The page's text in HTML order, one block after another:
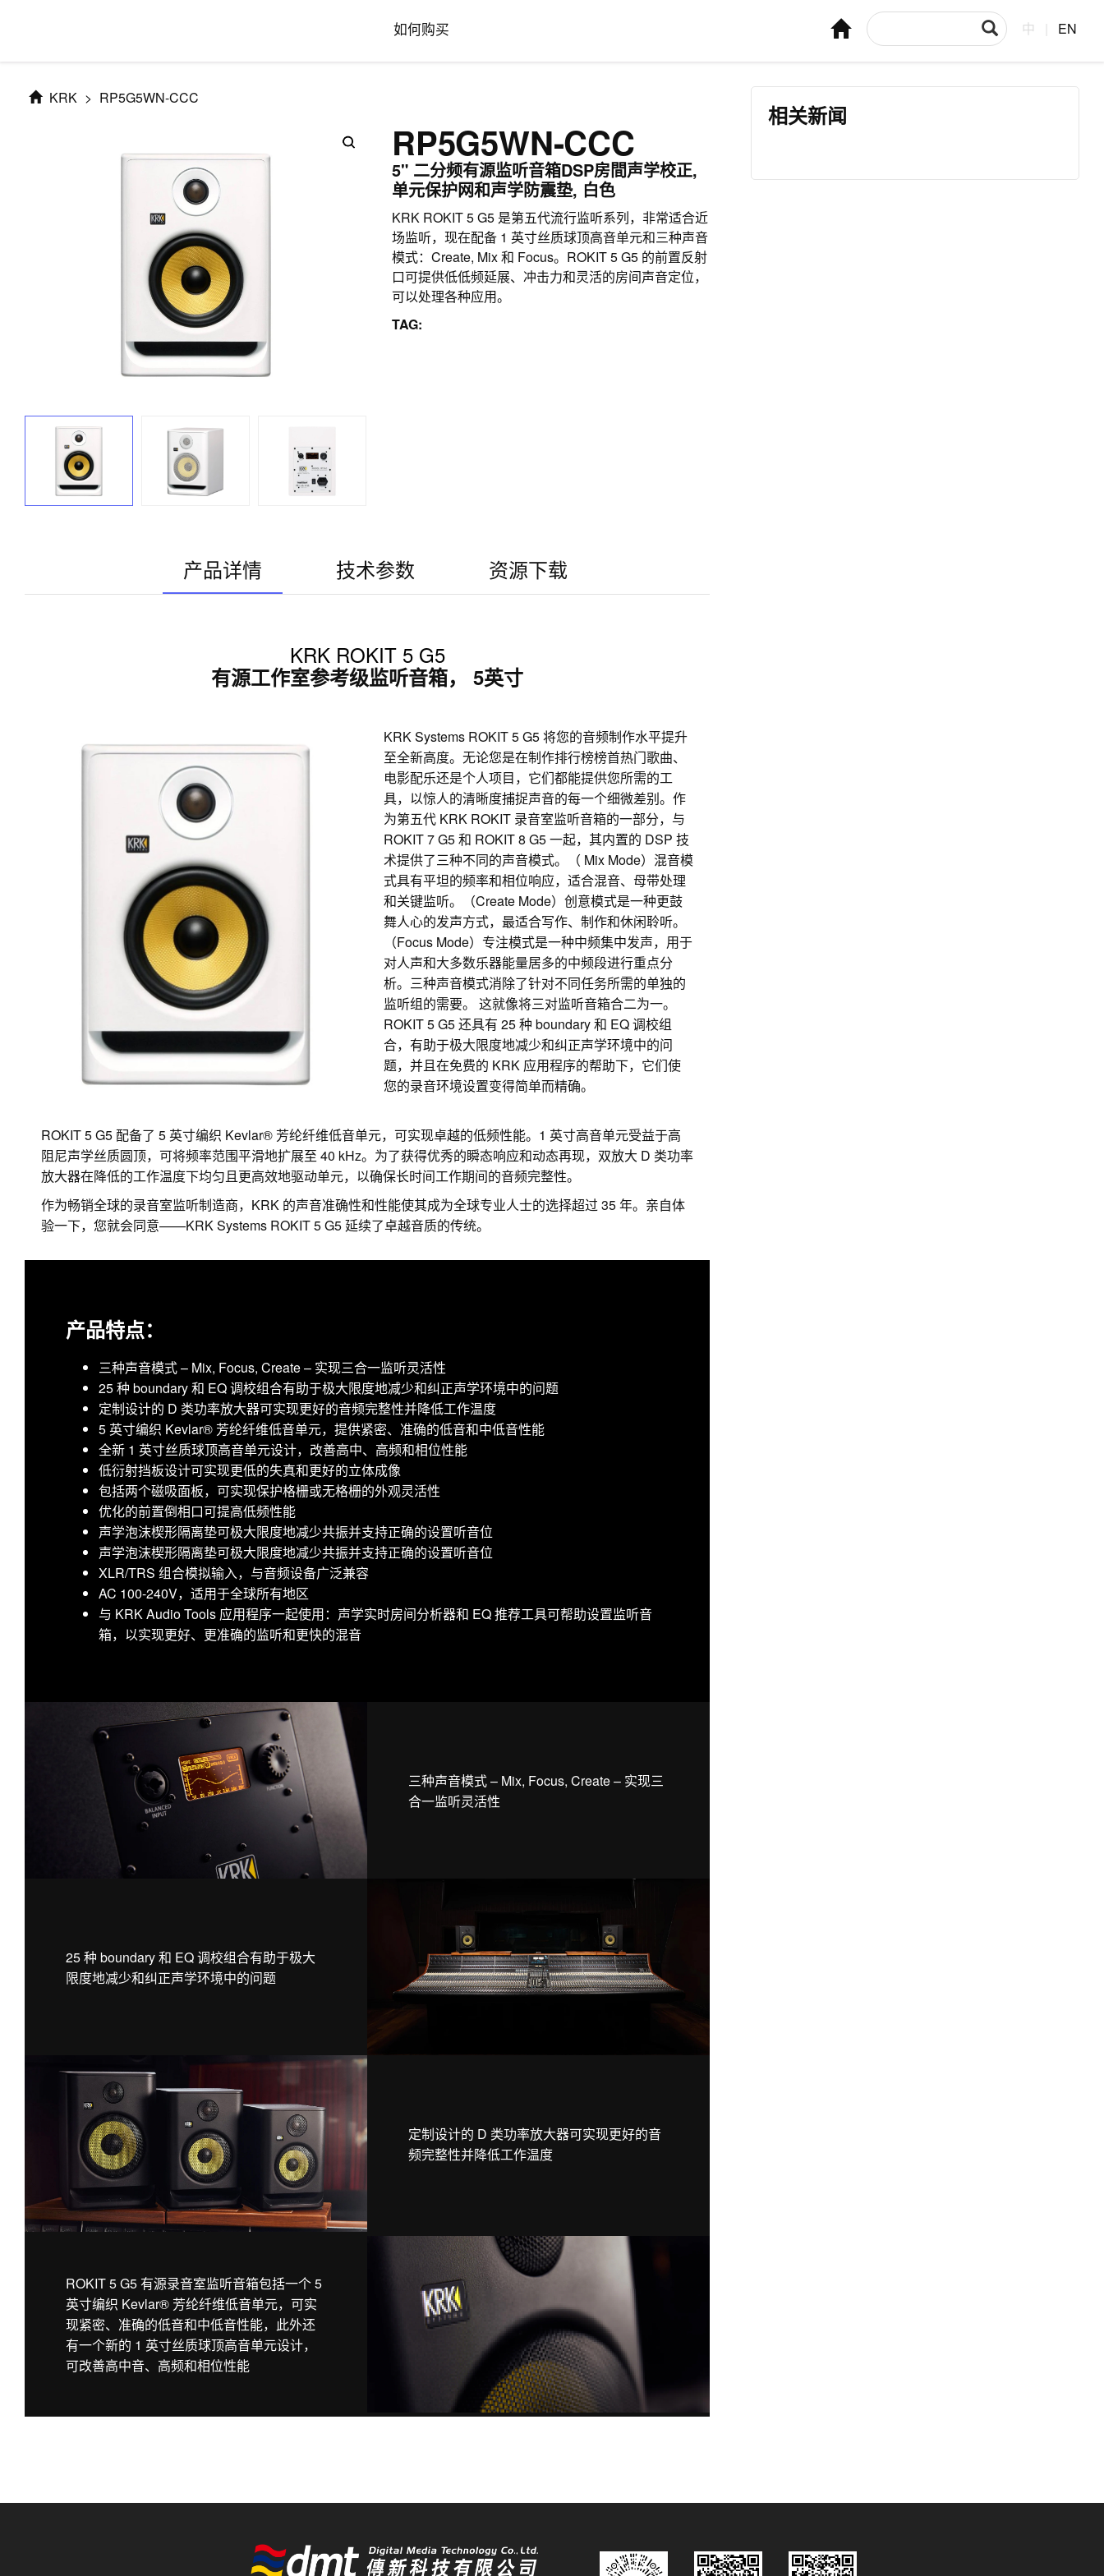
如何购买 中 EN
KRK > RP5G5WN-CCC
RP5G5WN-CCC
5" 二分频有源监听音箱DSP房間声学校正,
单元保护网和声学防震垫, 白色
KRK ROKIT 5 G5 是第五代流行监听系列，非常适合近
场监听，现在配备 1 英寸丝质球顶高音单元和三种声音
模式：Create, Mix 和 Focus。ROKIT 5 G5 的前置反射
口可提供低低频延展、冲击力和灵活的房间声音定位，
可以处理各种应用。
TAG:
产品详情 技术参数 资源下载
KRK ROKIT 5 G5
有源工作室参考级监听音箱， 5英寸
KRK Systems ROKIT 5 G5 将您的音频制作水平提升
至全新高度。无论您是在制作排行榜榜首热门歌曲、
电影配乐还是个人项目，它们都能提供您所需的工
具，以惊人的清晰度捕捉声音的每一个细微差别。作
为第五代 KRK ROKIT 录音室监听音箱的一部分，与
ROKIT 7 G5 和 ROKIT 8 G5 一起，其内置的 DSP 技
术提供了三种不同的声音模式。（ Mix Mode）混音模
式具有平坦的频率和相位响应，适合混音、母带处理
和关键监听。（Create Mode）创意模式是一种更鼓
舞人心的发声方式，最适合写作、制作和休闲聆听。
（Focus Mode）专注模式是一种中频集中发声，用于
对人声和大多数乐器能量居多的中频段进行重点分
析。三种声音模式消除了针对不同任务所需的单独的
监听组的需要。 这就像将三对监听音箱合二为一。
ROKIT 5 G5 还具有 25 种 boundary 和 EQ 调校组
合，有助于极大限度地减少和纠正声学环境中的问
题，并且在免费的 KRK 应用程序的帮助下，它们使
您的录音环境设置变得简单而精确。
ROKIT 5 G5 配备了 5 英寸编织 Kevlar® 芳纶纤维低音单元，可实现卓越的低频性能。1 英寸高音单元受益于高
阻尼声学丝质圆顶，可将频率范围平滑地扩展至 40 kHz。为了获得优秀的瞬态响应和动态再现，双放大 D 类功率
放大器在降低的工作温度下均匀且更高效地驱动单元，以确保长时间工作期间的音频完整性。
作为畅销全球的录音室监听制造商，KRK 的声音准确性和性能使其成为全球专业人士的选择超过 35 年。亲自体
验一下，您就会同意——KRK Systems ROKIT 5 G5 延续了卓越音质的传统。
产品特点：
三种声音模式 – Mix, Focus, Create – 实现三合一监听灵活性
25 种 boundary 和 EQ 调校组合有助于极大限度地减少和纠正声学环境中的问题
定制设计的 D 类功率放大器可实现更好的音频完整性并降低工作温度
5 英寸编织 Kevlar® 芳纶纤维低音单元，提供紧密、准确的低音和中低音性能
全新 1 英寸丝质球顶高音单元设计，改善高中、高频和相位性能
低衍射挡板设计可实现更低的失真和更好的立体成像
包括两个磁吸面板，可实现保护格栅或无格栅的外观灵活性
优化的前置倒相口可提高低频性能
声学泡沫楔形隔离垫可极大限度地减少共振并支持正确的设置听音位
声学泡沫楔形隔离垫可极大限度地减少共振并支持正确的设置听音位
XLR/TRS 组合模拟输入，与音频设备广泛兼容
AC 100-240V，适用于全球所有地区
与 KRK Audio Tools 应用程序一起使用：声学实时房间分析器和 EQ 推荐工具可帮助设置监听音
箱，以实现更好、更准确的监听和更快的混音
三种声音模式 – Mix, Focus, Create – 实现三
合一监听灵活性
25 种 boundary 和 EQ 调校组合有助于极大
限度地减少和纠正声学环境中的问题
定制设计的 D 类功率放大器可实现更好的音
频完整性并降低工作温度
ROKIT 5 G5 有源录音室监听音箱包括一个 5
英寸编织 Kevlar® 芳纶纤维低音单元，可实
现紧密、准确的低音和中低音性能，此外还
有一个新的 1 英寸丝质球顶高音单元设计，
可改善高中音、高频和相位性能
相关新闻